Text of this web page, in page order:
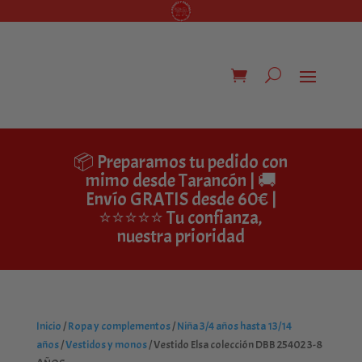
📦 Preparamos tu pedido con
mimo desde Tarancón | 🚚
Envío GRATIS desde 60€ |
⭐⭐⭐⭐⭐ Tu confianza,
nuestra prioridad
Inicio /Ropa y complementos/Niña 3/4 años hasta 13/14
años/Vestidos y monos/ Vestido Elsa colección DBB 25402 3-8